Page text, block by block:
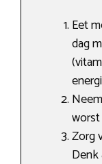
Eet
dag
Zorg